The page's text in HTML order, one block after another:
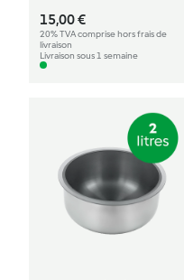
15,00 €
20% TVA comprise hors frais de
livraison
Livraison sous 1 semaine